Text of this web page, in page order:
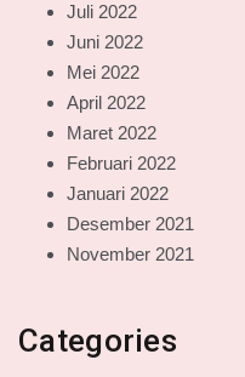
Juli 2022
Juni 2022
Mei 2022
April 2022
Maret 2022
Februari 2022
Januari 2022
Desember 2021
November 2021
Categories